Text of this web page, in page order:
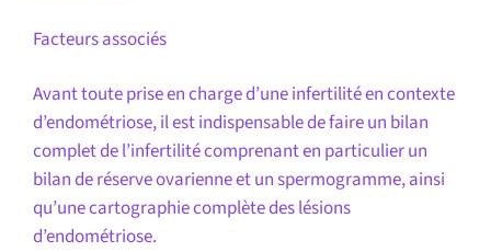
Facteurs associés
Avant toute prise en charge d’une infertilité en contexte
d’endométriose, il est indispensable de faire un bilan
complet de l’infertilité comprenant en particulier un
bilan de réserve ovarienne et un spermogramme, ainsi
qu’une cartographie complète des lésions
d’endométriose.